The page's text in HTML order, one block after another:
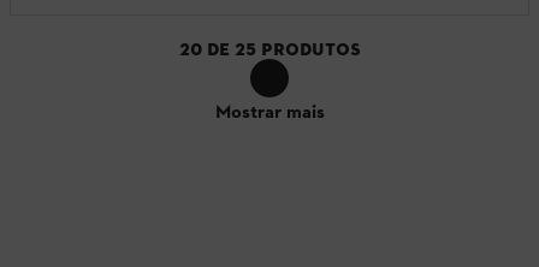
20 DE 25 PRODUTOS
Mostrar mais